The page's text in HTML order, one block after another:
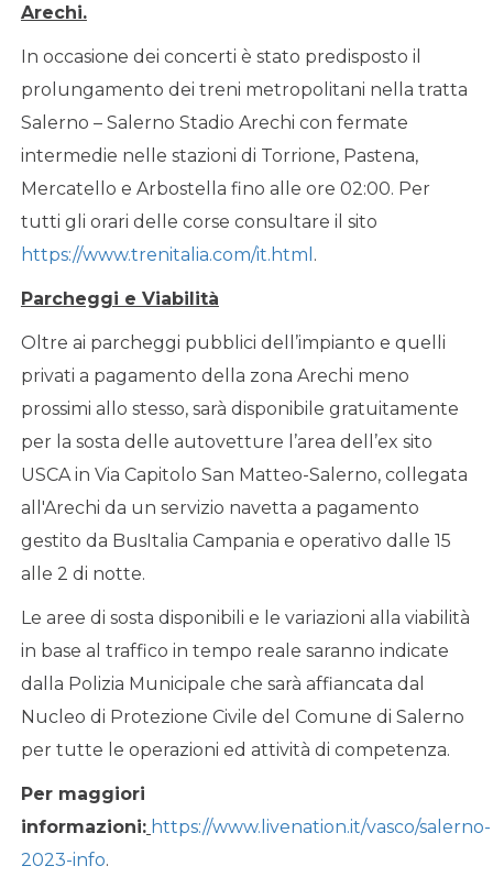
Arechi.
In occasione dei concerti è stato predisposto il
prolungamento dei treni metropolitani nella tratta
Salerno – Salerno Stadio Arechi con fermate
intermedie nelle stazioni di Torrione, Pastena,
Mercatello e Arbostella fino alle ore 02:00. Per
tutti gli orari delle corse consultare il sito
https://www.trenitalia.com/it.html .
Parcheggi e Viabilità
Oltre ai parcheggi pubblici dell’impianto e quelli
privati a pagamento della zona Arechi meno
prossimi allo stesso, sarà disponibile gratuitamente
per la sosta delle autovetture l’area dell’ex sito
USCA in Via Capitolo San Matteo-Salerno, collegata
all'Arechi da un servizio navetta a pagamento
gestito da BusItalia Campania e operativo dalle 15
alle 2 di notte.
Le aree di sosta disponibili e le variazioni alla viabilità
in base al traffico in tempo reale saranno indicate
dalla Polizia Municipale che sarà affiancata dal
Nucleo di Protezione Civile del Comune di Salerno
per tutte le operazioni ed attività di competenza.
Per maggiori
informazioni: https://www.livenation.it/vasco/salerno-
2023-info.